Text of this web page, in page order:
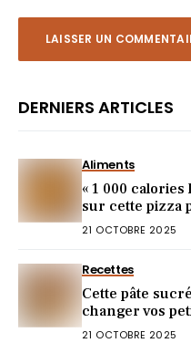
DERNIERS ARTICLES
Aliments
« 1 000
sur cette pizza
21 OCTOBRE 2025
Recettes
Cette pâte
changer vos
21 OCTOBRE 2025